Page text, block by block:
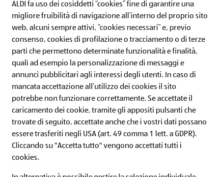
ALDI ITALIA
IL MONDO ALDI
ALDI Newsletter
Iscriviti ora alla newsletter ALDI e non perderti nessuna
ALDI fa uso dei cosiddetti “cookies” fine di garantire una
migliore fruibilità di navigazione all’interno del proprio sito
web, alcuni sempre attivi, “cookies necessari” e, previo
consenso, cookies di profilazione o tracciamento o di terze
parti che permettono determinate funzionalità e finalità,
quali ad esempio la personalizzazione di messaggi e
annunci pubblicitari agli interessi degli utenti. In caso di
mancata accettazione all’utilizzo dei cookies il sito
potrebbe non funzionare correttamente. Se accettate il
caricamento dei cookie, tramite gli appositi pulsanti che
trovate di seguito, accettate anche che i vostri dati possano
essere trasferiti negli USA (art. 49 comma 1 lett. a GDPR).
Cliccando su "Accetta tutto" vengono accettati tutti i
cookies.